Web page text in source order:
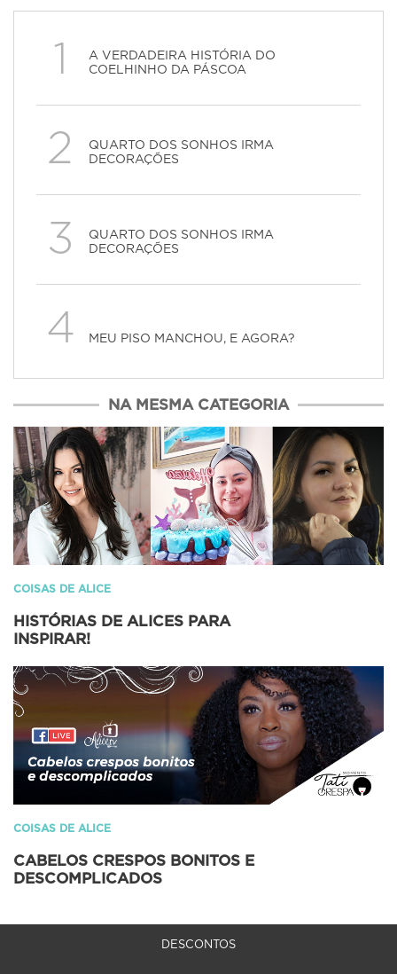
1
A VERDADEIRA HISTÓRIA DO
COELHINHO DA PÁSCOA
2
QUARTO DOS SONHOS IRMA
DECORAÇÕES
3
QUARTO DOS SONHOS IRMA
DECORAÇÕES
4 MEU PISO MANCHOU, E AGORA?
NA MESMA CATEGORIA
COISAS DE ALICE
HISTÓRIAS DE ALICES PARA
INSPIRAR!
COISAS DE ALICE
CABELOS CRESPOS BONITOS E
DESCOMPLICADOS
DESCONTOS